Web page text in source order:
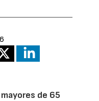
de 65